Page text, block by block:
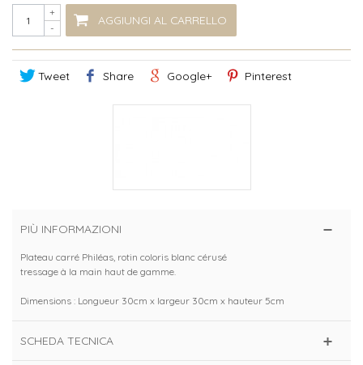
-
+
AGGIUNGI AL CARRELLO
Tweet Share Google+ Pinterest
PIÙ INFORMAZIONI
Plateau carré Philéas, rotin coloris blanc cérusé
tressage à la main haut de gamme.
Dimensions : Longueur 30cm x largeur 30cm x hauteur 5cm
SCHEDA TECNICA